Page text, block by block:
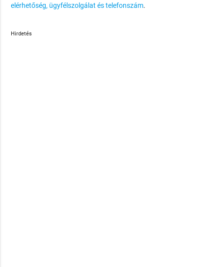
elérhetőség, ügyfélszolgálat és telefonszám.
Hirdetés